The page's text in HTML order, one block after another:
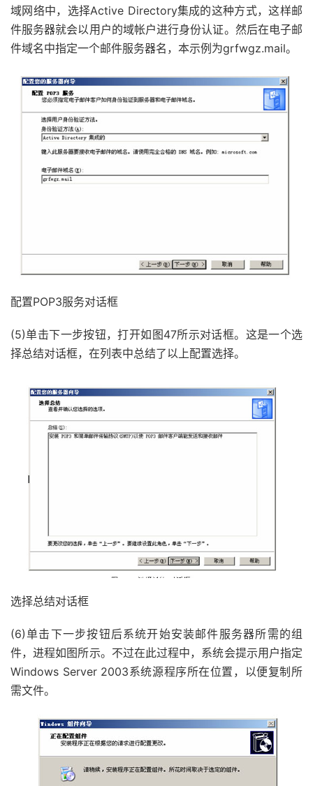
域网络中，选择Active Directory集成的这种方式，这样邮
件服务器就会以用户的域帐户进行身份认证。然后在电子邮
件域名中指定一个邮件服务器名，本示例为grfwgz.mail。
配置POP3服务对话框
(5)单击下一步按钮，打开如图47所示对话框。这是一个选
择总结对话框，在列表中总结了以上配置选择。
选择总结对话框
(6)单击下一步按钮后系统开始安装邮件服务器所需的组
件，进程如图所示。不过在此过程中，系统会提示用户指定
Windows Server 2003系统源程序所在位置，以便复制所
需文件。